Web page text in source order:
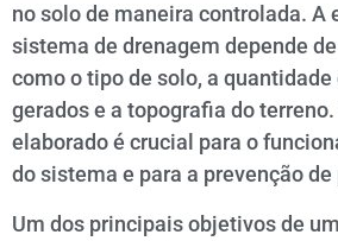
no solo de maneira controlada. A
sistema de drenagem depende
como o tipo de solo, a
gerados e a topografia do
elaborado é crucial para o
do sistema e para a prevenção
Um dos principais objetivos de